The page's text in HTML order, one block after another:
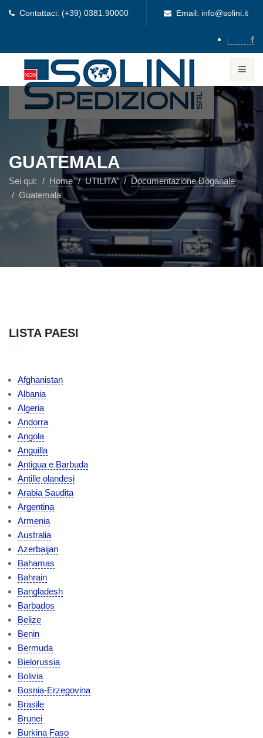
Contattaci: (+39) 0381.90000 Email: info@solini.it
GUATEMALA
Sei qui: Home UTILITA'
Documentazione Doganale
Guatemala
LISTA PAESI
Afghanistan
Albania
Algeria
Andorra
Angola
Anguilla
Antigua e Barbuda
Antille olandesi
Arabia Saudita
Argentina
Armenia
Australia
Azerbaijan
Bahamas
Bahrain
Bangladesh
Barbados
Belize
Benin
Bermuda
Bielorussia
Bolivia
Bosnia-Erzegovina
Brasile
Brunei
Burkina Faso